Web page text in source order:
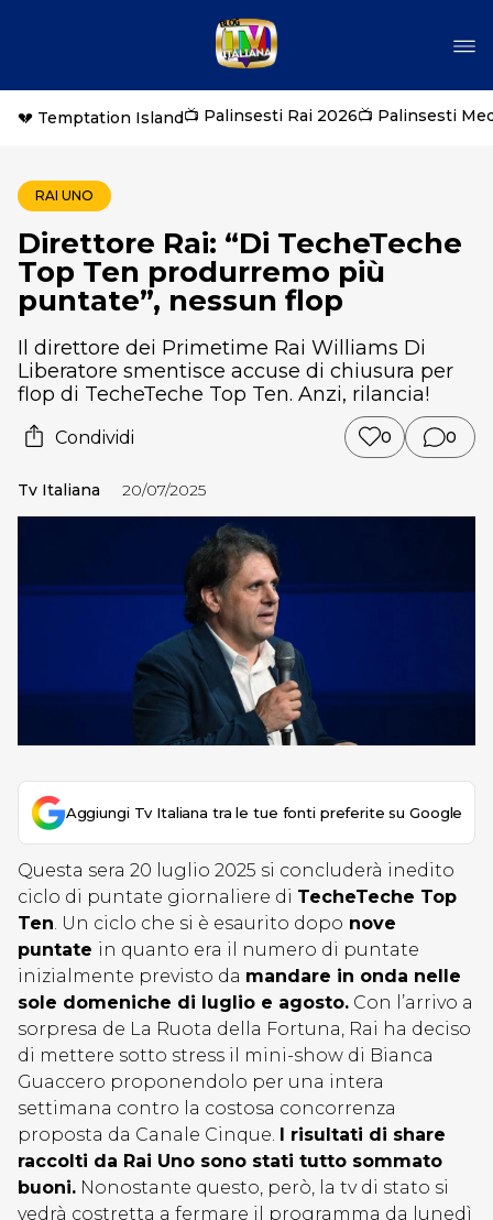
💔 Temptation Island📺 Palinsesti Rai 2026📺 Palinsesti
RAI UNO
Direttore Rai: “Di TecheTeche
Top Ten produrremo più
puntate”, nessun flop
Il direttore dei Primetime Rai Williams Di
Liberatore smentisce accuse di chiusura per
flop di TecheTeche Top Ten. Anzi, rilancia!
Condividi 0 0
Tv Italiana 20/07/2025
Aggiungi Tv Italiana tra le tue fonti preferite su Google
Questa sera 20 luglio 2025 si concluderà inedito
ciclo di puntate giornaliere di TecheTeche Top
Ten. Un ciclo che si è esaurito dopo nove
puntate in quanto era il numero di puntate
inizialmente previsto da mandare in onda nelle
sole domeniche di luglio e agosto. Con l’arrivo a
sorpresa de La Ruota della Fortuna, Rai ha deciso
di mettere sotto stress il mini-show di Bianca
Guaccero proponendolo per una intera
settimana contro la costosa concorrenza
proposta da Canale Cinque. I risultati di share
raccolti da Rai Uno sono stati tutto sommato
buoni. Nonostante questo, però, la tv di stato si
vedrà costretta a fermare il programma da lunedì